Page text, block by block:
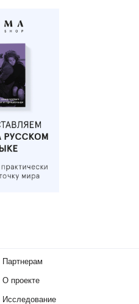
Партнерам
О проекте
Исследование